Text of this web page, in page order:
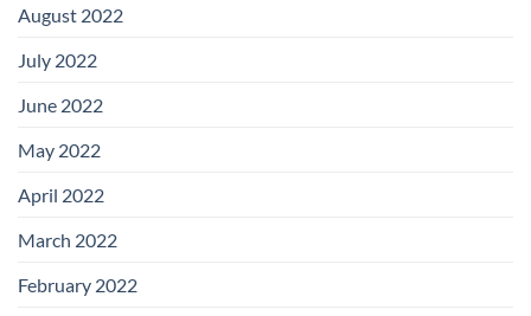
August 2022
July 2022
June 2022
May 2022
April 2022
March 2022
February 2022